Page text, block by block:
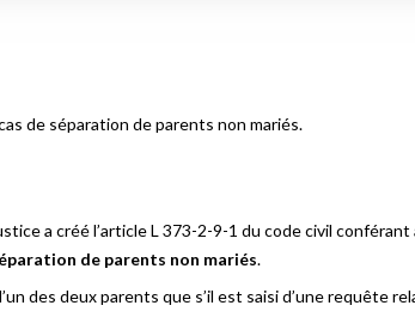
de séparation de parents non mariés.
a créé l’article L 373-2-9-1 du code civil conférant
de parents non mariés.
des deux parents que s’il est saisi d’une requête